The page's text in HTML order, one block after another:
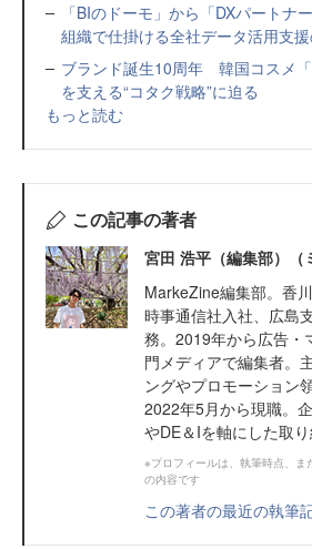
「BIのドーモ」から「DXパート
組織で仕掛ける全社データ活用支
ブランド誕生10周年 韓国コスメ
を支える“コタク戦略”に迫る
もっと読む
この記事の著者
宮田 浩平（編集部）（
MarkeZine編集部。香
時事通信社入社、広島
務。2019年から広告・
門メディアで編集者。
ングやプロモーション
2022年5月から現職。
やDE＆Iを軸にした取り
※プロフィールは、執筆時点、ま
の内容です
この著者の最近の執筆